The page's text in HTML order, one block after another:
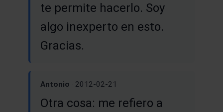
te permite hacerlo. Soy
algo inexperto en esto.
Gracias.
Antonio · 2012-02-21
Otra cosa: me refiero a